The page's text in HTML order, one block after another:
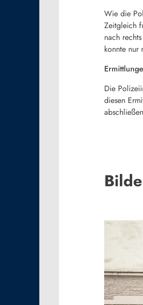
Wie die
Zeitgleich
nach
konnte nur
Die
diesen